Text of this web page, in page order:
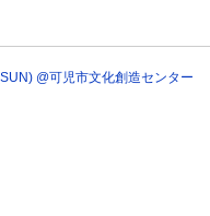
@可児市文化創造センター